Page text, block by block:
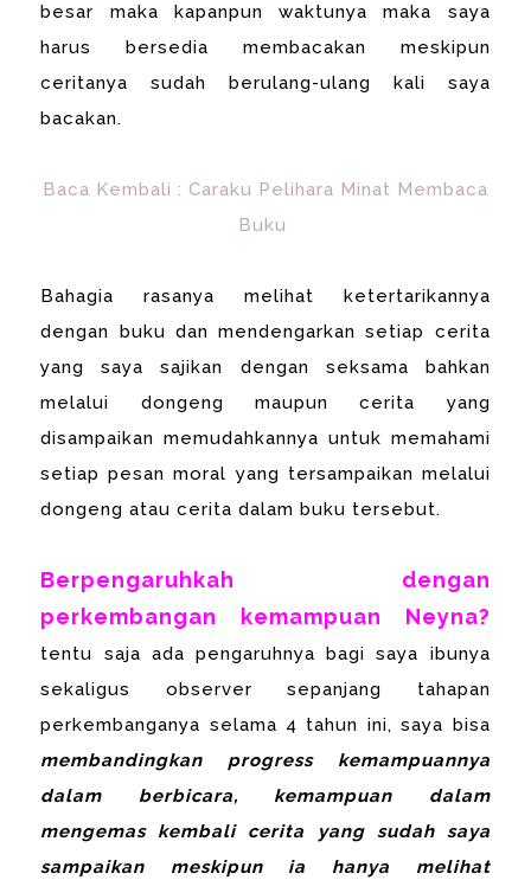
besar maka kapanpun waktunya maka saya
harus bersedia membacakan meskipun
ceritanya sudah berulang-ulang kali saya
bacakan.
Baca Kembali : Caraku Pelihara Minat Membaca
Buku
Bahagia rasanya melihat ketertarikannya
dengan buku dan mendengarkan setiap cerita
yang saya sajikan dengan seksama bahkan
melalui dongeng maupun cerita yang
disampaikan memudahkannya untuk memahami
setiap pesan moral yang tersampaikan melalui
dongeng atau cerita dalam buku tersebut.
Berpengaruhkah dengan
perkembangan kemampuan Neyna?
tentu saja ada pengaruhnya bagi saya ibunya
sekaligus observer sepanjang tahapan
perkembanganya selama 4 tahun ini, saya bisa
membandingkan progress kemampuannya
dalam berbicara, kemampuan dalam
mengemas kembali cerita yang sudah saya
sampaikan meskipun ia hanya melihat